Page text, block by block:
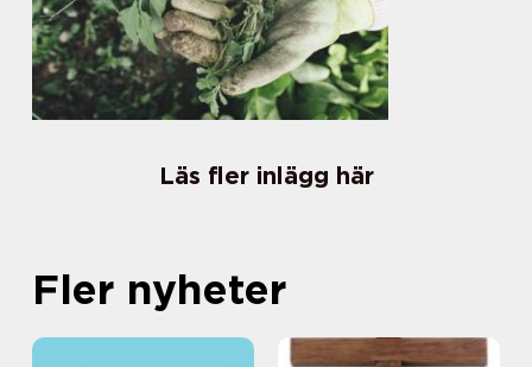
Läs fler inlägg här
Fler nyheter